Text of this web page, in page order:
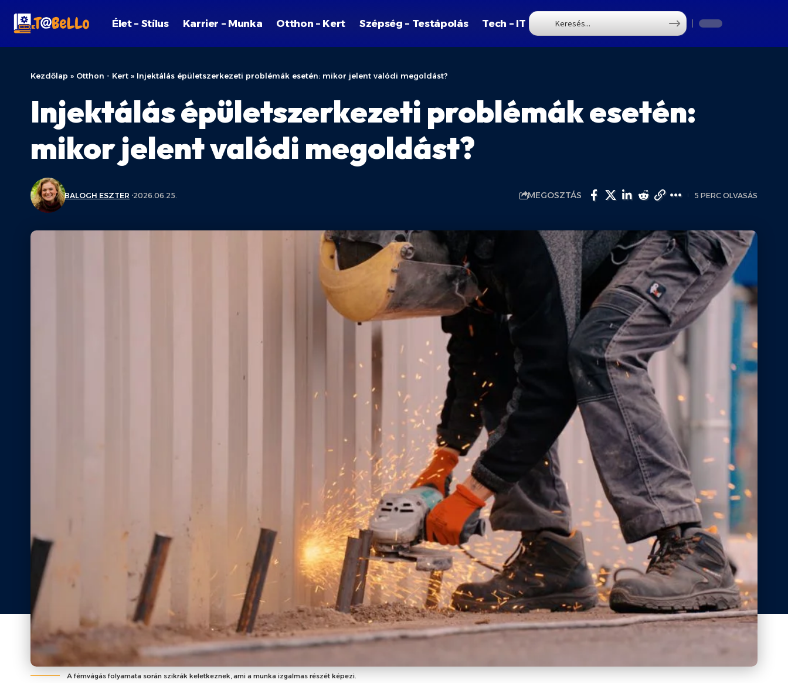
Élet – Stílus Karrier – Munka Otthon – Kert Szépség – Testápolás Tech – IT
Kezdőlap » Otthon - Kert » Injektálás épületszerkezeti problémák esetén: mikor jelent valódi megoldást?
Injektálás épületszerkezeti problémák esetén:
mikor jelent valódi megoldást?
BALOGH ESZTER 2026.06.25. MEGOSZTÁS 5 PERC OLVASÁS
A fémvágás folyamata során szikrák keletkeznek, ami a munka izgalmas részét képezi.